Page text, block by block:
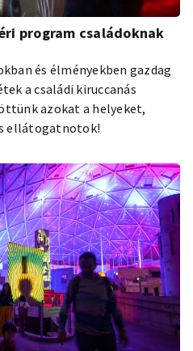
program családoknak
és élményekben gazdag
a családi kiruccanás
azokat a helyeket,
ellátogatnotok!